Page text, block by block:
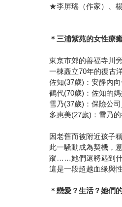
★李屏瑤（作家）、
＊三浦紫苑的女性療
東京市郊的善福寺川旁
一棟矗立70年的復古
佐知(37歲)：安靜內
鶴代(70歲)：佐知的
雪乃(37歲)：保險公
多惠美(27歲)：雪乃
因老舊而被附近孩子
此一騷動成為契機，
蹤……她們還將遇到什
這是一段超越血緣與
＊戀愛？生活？她們